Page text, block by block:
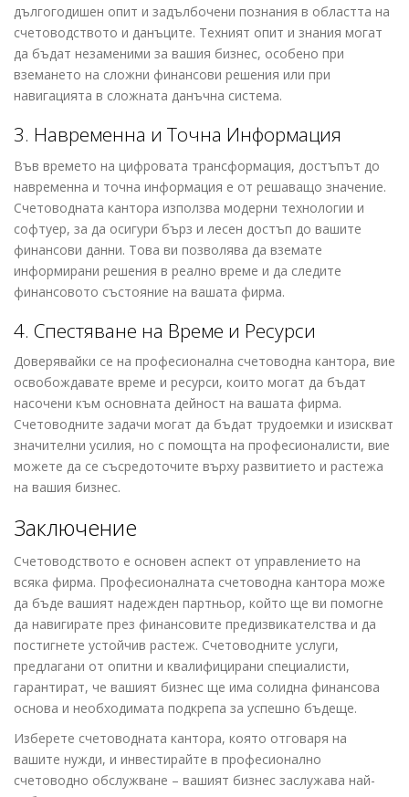
дългогодишен опит и задълбочени познания в областта на
счетоводството и данъците. Техният опит и знания могат
да бъдат незаменими за вашия бизнес, особено при
вземането на сложни финансови решения или при
навигацията в сложната данъчна система.
3. Навременна и Точна Информация
Във времето на цифровата трансформация, достъпът до
навременна и точна информация е от решаващо значение.
Счетоводната кантора използва модерни технологии и
софтуер, за да осигури бърз и лесен достъп до вашите
финансови данни. Това ви позволява да вземате
информирани решения в реално време и да следите
финансовото състояние на вашата фирма.
4. Спестяване на Време и Ресурси
Доверявайки се на професионална счетоводна кантора, вие
освобождавате време и ресурси, които могат да бъдат
насочени към основната дейност на вашата фирма.
Счетоводните задачи могат да бъдат трудоемки и изискват
значителни усилия, но с помощта на професионалисти, вие
можете да се съсредоточите върху развитието и растежа
на вашия бизнес.
Заключение
Счетоводството е основен аспект от управлението на
всяка фирма. Професионалната счетоводна кантора може
да бъде вашият надежден партньор, който ще ви помогне
да навигирате през финансовите предизвикателства и да
постигнете устойчив растеж. Счетоводните услуги,
предлагани от опитни и квалифицирани специалисти,
гарантират, че вашият бизнес ще има солидна финансова
основа и необходимата подкрепа за успешно бъдеще.
Изберете счетоводната кантора, която отговаря на
вашите нужди, и инвестирайте в професионално
счетоводно обслужване – вашият бизнес заслужава най-